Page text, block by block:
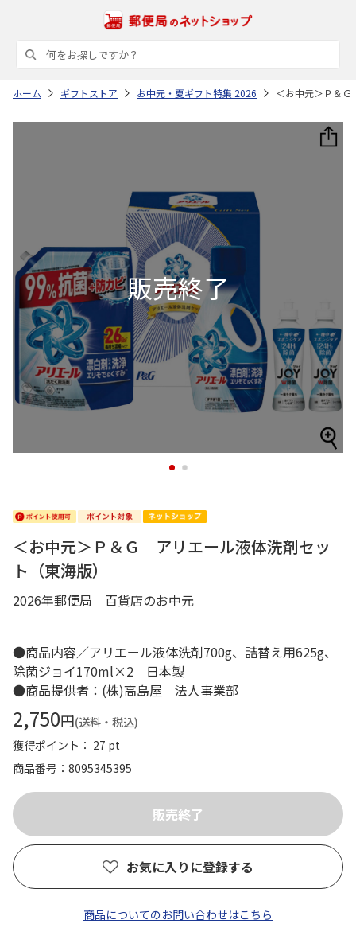
ホーム ギフトストア お中元・夏ギフト特集 2026 ＜お中元＞Ｐ＆
1 2
＜お中元＞Ｐ＆Ｇ アリエール液体洗剤セッ
ト（東海版）
2026年郵便局 百貨店のお中元
●商品内容／アリエール液体洗剤700g、詰替え用625g、
除菌ジョイ170ml×2 日本製
●商品提供者：(株)高島屋 法人事業部
2,750円(送料・税込)
獲得ポイント： 27 pt
商品番号
8095345395
お気に入りに登録する
商品についてのお問い合わせはこちら